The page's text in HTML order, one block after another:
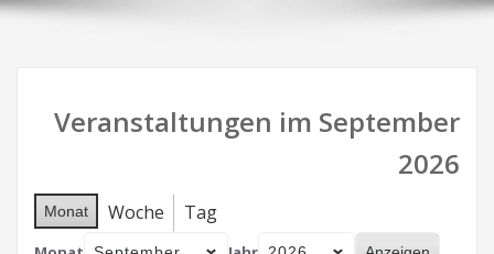
Veranstaltungen im September
2026
Monat Woche Tag